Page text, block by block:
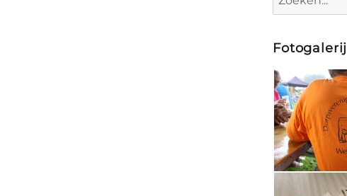
for:
Fotogalerij